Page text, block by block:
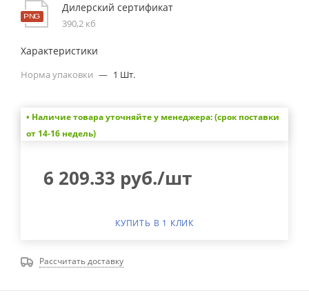
Дилерский сертификат
390,2 кб
Характеристики
Норма упаковки — 1 Шт.
• Наличие товара уточняйте у менеджера: (срок поставки
от 14-16 недель)
6 209.33 руб./шт
КУПИТЬ В 1 КЛИК
Рассчитать доставку